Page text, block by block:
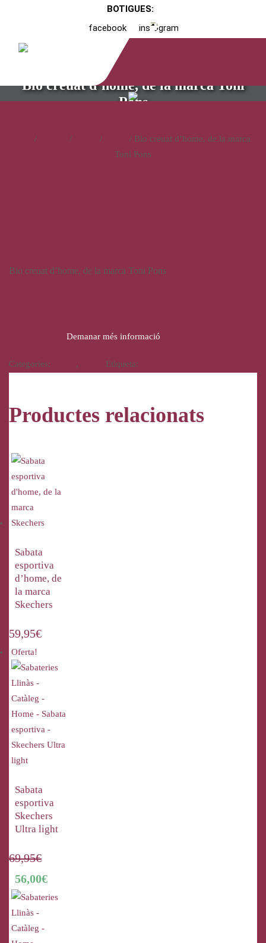
BOTIGUES:
facebook
instagram
Bio creuat d’home, de la marca Toni
Pons
/ / /
/ Bio creuat d’home, de la marca
Toni Pons
Bio creuat d’home, de la marca Toni Pons
Demanar més informació
Categories: , Etiqueta:
Productes relacionats
Sabata
esportiva
d’home, de
la marca
Skechers
59,95€
Oferta!
Sabata
esportiva
Skechers
Ultra light
69,95€
56,00€